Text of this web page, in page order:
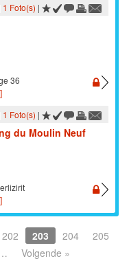
1 Foto(s) |
36
1 Foto(s) |
du Moulin Neuf
202 203 204
205
… Volgende »